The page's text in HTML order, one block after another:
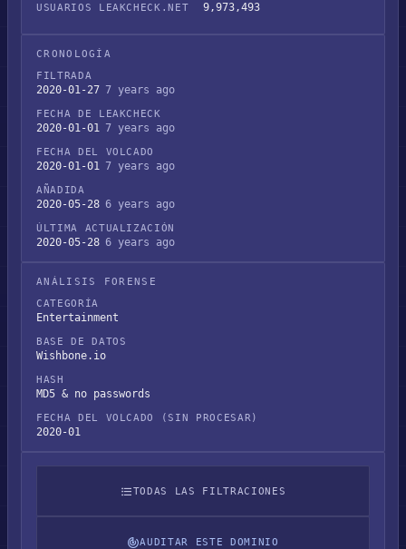
USUARIOS LEAKCHECK.NET 9,973,493
CRONOLOGÍA
FILTRADA
2020-01-27 7 years ago
FECHA DE LEAKCHECK
2020-01-01 7 years ago
FECHA DEL VOLCADO
2020-01-01 7 years ago
AÑADIDA
2020-05-28 6 years ago
ÚLTIMA ACTUALIZACIÓN
2020-05-28 6 years ago
ANÁLISIS FORENSE
CATEGORÍA
Entertainment
BASE DE DATOS
Wishbone.io
HASH
MD5 & no passwords
FECHA DEL VOLCADO (SIN PROCESAR)
2020-01
TODAS LAS FILTRACIONES
AUDITAR ESTE DOMINIO